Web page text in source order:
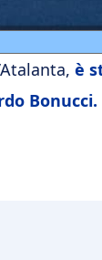
è
Bonucci.